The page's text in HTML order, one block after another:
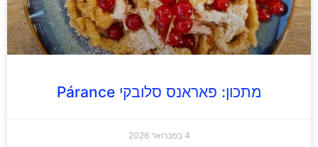
מתכון: פאראנס סלובקי Párance
4 בפברואר 2026